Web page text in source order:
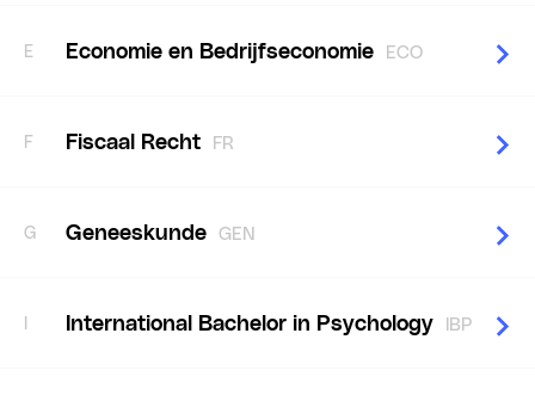
E Economie en Bedrijfseconomie ECO
F Fiscaal Recht FR
G Geneeskunde GEN
I International Bachelor in Psychology IBP